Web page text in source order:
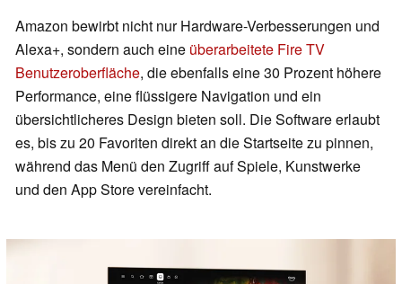
Amazon bewirbt nicht nur Hardware-Verbesserungen und
Alexa+, sondern auch eine überarbeitete Fire TV
Benutzeroberfläche, die ebenfalls eine 30 Prozent höhere
Performance, eine flüssigere Navigation und ein
übersichtlicheres Design bieten soll. Die Software erlaubt
es, bis zu 20 Favoriten direkt an die Startseite zu pinnen,
während das Menü den Zugriff auf Spiele, Kunstwerke
und den App Store vereinfacht.